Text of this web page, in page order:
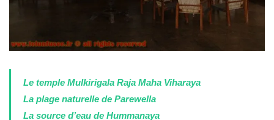
Le temple Mulkirigala Raja Maha Viharaya
La plage naturelle de Parewella
La source d’eau de Hummanaya